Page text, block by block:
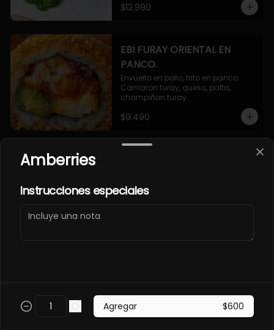
$12.990
EBI FURAY ORIENTAL EN
PANCO.
Envuelto en pollo, frito en panco.
Camaron furay, queso, palta,
champiñon furay.
$9.490
Frito en panco, cubierto con atun
fresco, salsa acevichada y toques
Envuelto en palta, cubierto con
salmon fresco, salsa acevichada y
toques de shichimi. Camaron furay,
Amberries
Instrucciones especiales
Agregar $600